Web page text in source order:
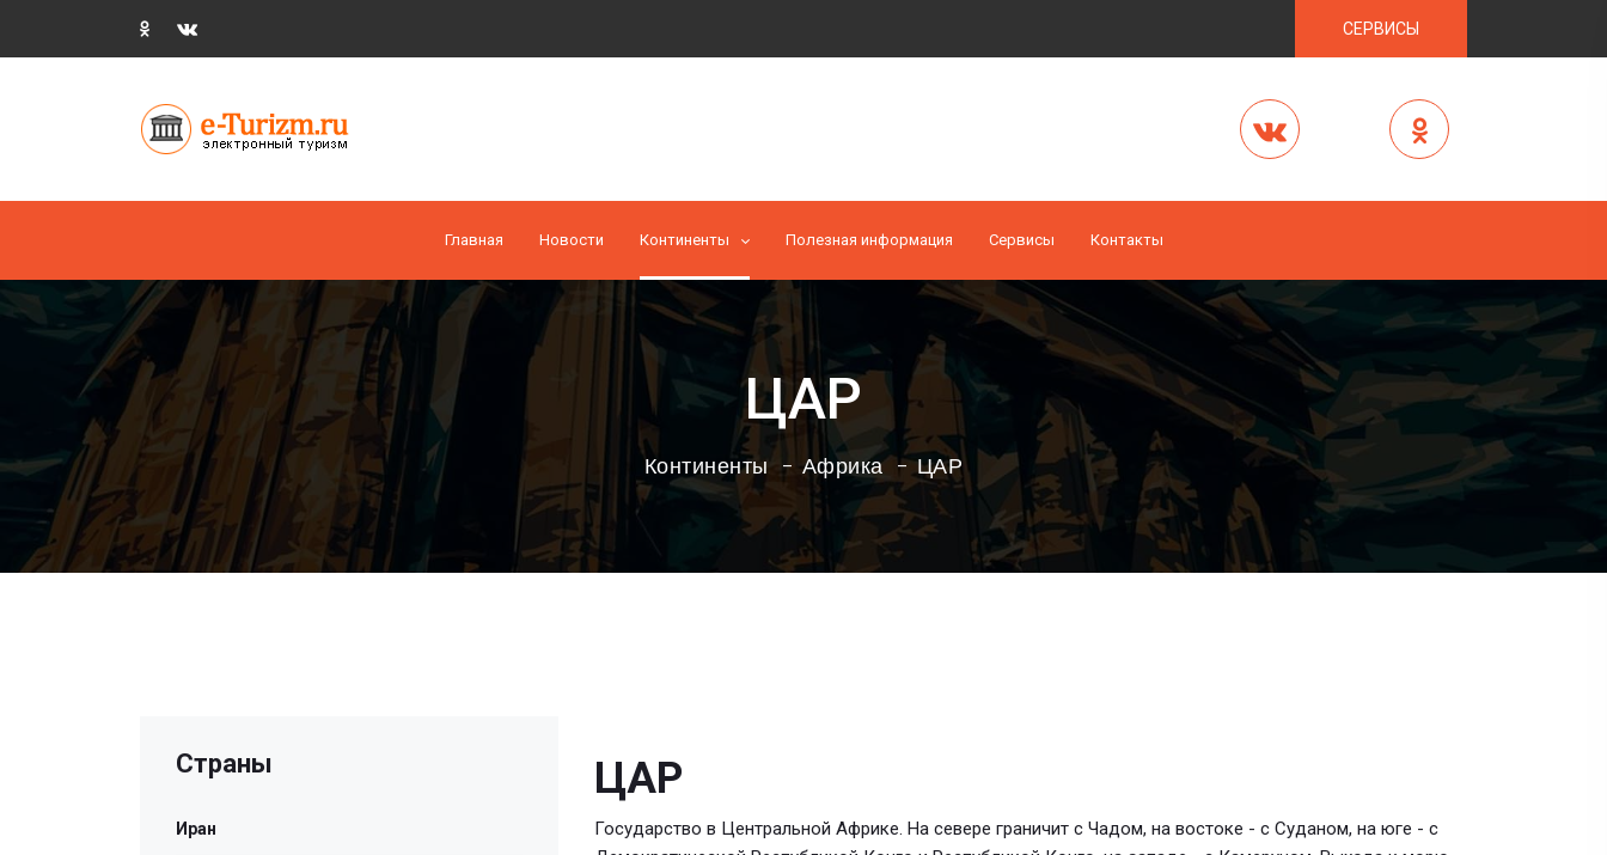
СЕРВИСЫ
Главная Новости Континенты Полезная информация Cервисы Контакты
ЦАР
Континенты Африка ЦАР
ЦАР
Государство в Центральной Африке. На севере граничит с Чадом, на востоке - с Суданом, на юге - с
Страны
Иран